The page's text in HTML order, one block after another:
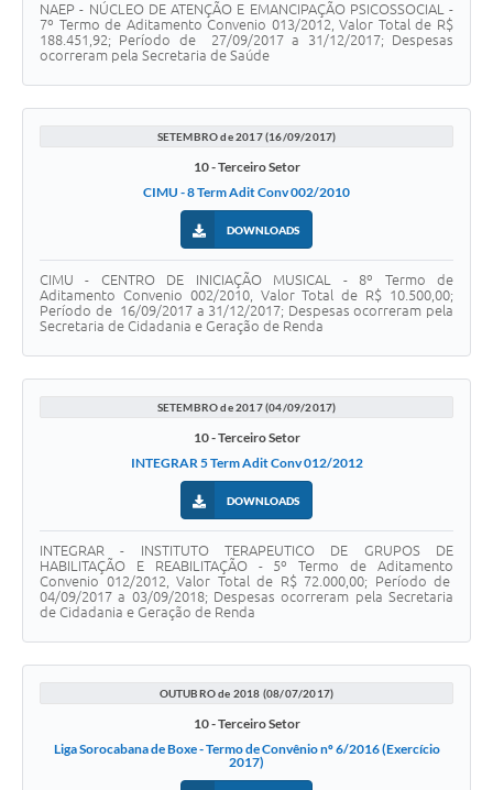
NAEP - NÚCLEO DE ATENÇÃO E EMANCIPAÇÃO PSICOSSOCIAL -
7º Termo de Aditamento Convenio 013/2012, Valor Total de R$
188.451,92; Período de 27/09/2017 a 31/12/2017; Despesas
ocorreram pela Secretaria de Saúde
SETEMBRO de 2017 (16/09/2017)
10 - Terceiro Setor
CIMU - 8 Term Adit Conv 002/2010
DOWNLOADS
CIMU - CENTRO DE INICIAÇÃO MUSICAL - 8º Termo de
Aditamento Convenio 002/2010, Valor Total de R$ 10.500,00;
Período de 16/09/2017 a 31/12/2017; Despesas ocorreram pela
Secretaria de Cidadania e Geração de Renda
SETEMBRO de 2017 (04/09/2017)
10 - Terceiro Setor
INTEGRAR 5 Term Adit Conv 012/2012
DOWNLOADS
INTEGRAR - INSTITUTO TERAPEUTICO DE GRUPOS DE
HABILITAÇÃO E REABILITAÇÃO - 5º Termo de Aditamento
Convenio 012/2012, Valor Total de R$ 72.000,00; Período de
04/09/2017 a 03/09/2018; Despesas ocorreram pela Secretaria
de Cidadania e Geração de Renda
OUTUBRO de 2018 (08/07/2017)
10 - Terceiro Setor
Liga Sorocabana de Boxe - Termo de Convênio nº 6/2016 (Exercício
2017)